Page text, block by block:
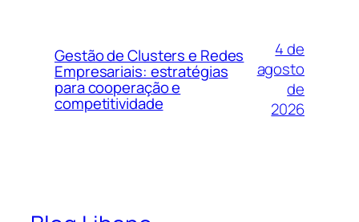
Gestão de Clusters e Redes
Empresariais: estratégias
para cooperação e
competitividade
4 de
agosto
de
2026